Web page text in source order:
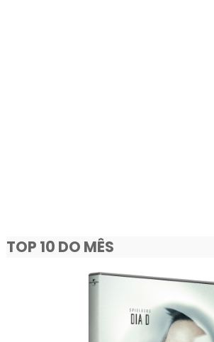
TOP 10 DO MÊS